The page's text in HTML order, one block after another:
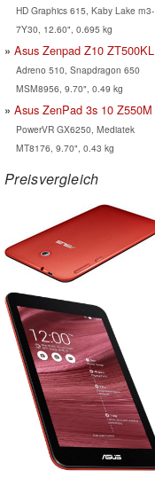
HD Graphics 615, Kaby Lake m3-
7Y30, 12.60", 0.695 kg
Asus Zenpad Z10 ZT500KL
Adreno 510, Snapdragon 650
MSM8956, 9.70", 0.49 kg
Asus ZenPad 3s 10 Z550M
PowerVR GX6250, Mediatek
MT8176, 9.70", 0.43 kg
Preisvergleich